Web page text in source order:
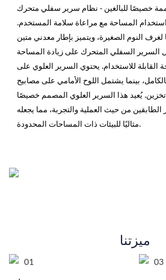
خصيصًا للبالغين - نظام سرير سفلي متحرك
المساحة مع مراعاة سلامة المستخدم.
النوم الصغيرة، ويتميز بإطار معدني متين
السرير السفلي المتحرك على زيادة المساحة
القابلة للاستخدام. يحتوي السرير العلوي على
بينما يشتمل اللوح الأمامي على مصابيح
يُعيد هذا السرير العلوي المصمم خصيصًا
من حيث العملية والتجربة، مما يجعله
مثاليًا للبيئات ذات المساحات المحدودة.
ميزتنا